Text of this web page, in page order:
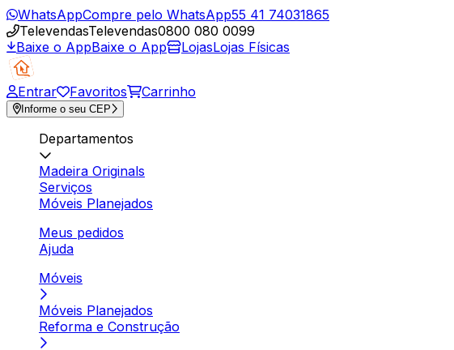
WhatsAppCompre pelo WhatsApp55 41 74031865
TelevendasTelevendas0800 080 0099
Baixe o AppBaixe o App LojasLojas Físicas
Entrar Favoritos Carrinho
Informe o seu CEP
Departamentos
Madeira Originals
Serviços
Móveis Planejados
Meus pedidos
Ajuda
Móveis
Móveis Planejados
Reforma e Construção